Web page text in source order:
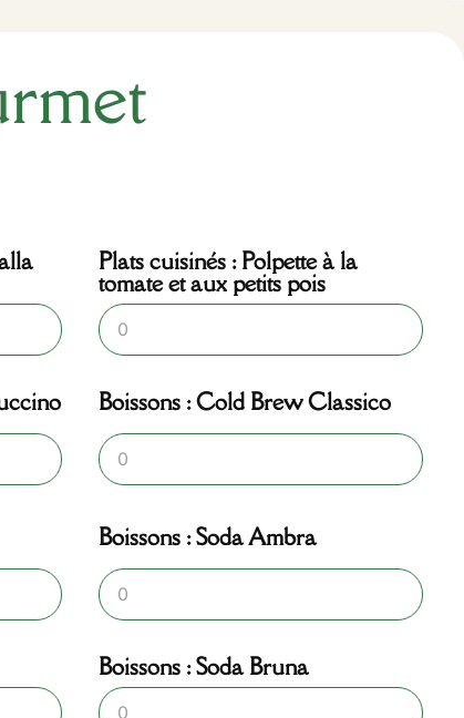
Plats cuisinés : Polpette à la
tomate et aux petits pois
Boissons : Cold Brew Classico
Boissons : Soda Ambra
Boissons : Soda Bruna